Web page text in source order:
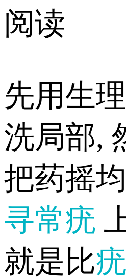
阅读
先用生
洗局部,
把药摇
寻常疣
就是比疣